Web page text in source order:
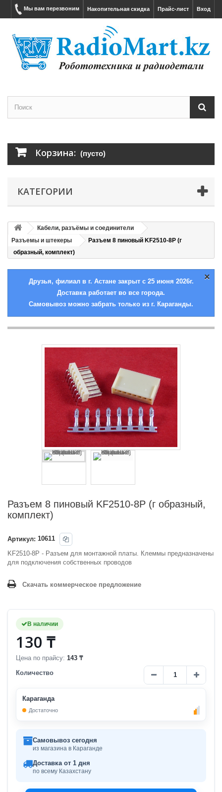
Вход
Прайс-лист
Накопительная скидка
Мы вам перезвоним
Корзина: (пусто)
КАТЕГОРИИ
Кабели, разъёмы и соединители
Разъемы и штекеры
Разъем 8 пиновый KF2510-8P (г
образный, комплект)
×
Друзья, филиал в г. Астане закрыт с 25 июня 2026г.
Доставка работает во все города.
Самовывоз можно забрать только из г. Караганды.
Разъем 8 пиновый KF2510-8P (г образный,
комплект)
Артикул: 10611
KF2510-8P - Разъем для монтажной платы. Клеммы предназначены
для подключения собственных проводов
Скачать коммерческое предложение
В наличии
130 ₸
Цена по прайсу: 143 ₸
Количество
Караганда
Достаточно
Самовывоз сегодня
из магазина в Караганде
Доставка от 1 дня
по всему Казахстану